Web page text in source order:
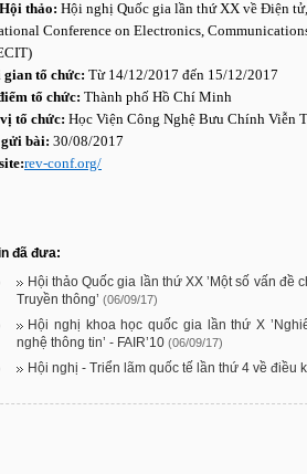
thảo: Hội nghị Quốc gia lần thứ XX về Điện
Conference on Electronics,
gian tổ chức: Từ 14/12/2017 đến 15/12/2017
tổ chức: Thành phố Hồ Chí Minh
tổ chức: Học Viện Công Nghệ Bưu Chính Viễn
bài: 30/08/2017
rev-conf.org/
đã đưa:
Hội thảo Quốc gia lần thứ XX ’Một số vấn đề
Truyền thông’ (06/09/17)
Hội nghị khoa học quốc gia lần thứ X
nghệ thông tin’ - FAIR’10 (06/09/17)
Hội nghị - Triển lãm quốc tế lần thứ 4 về điều